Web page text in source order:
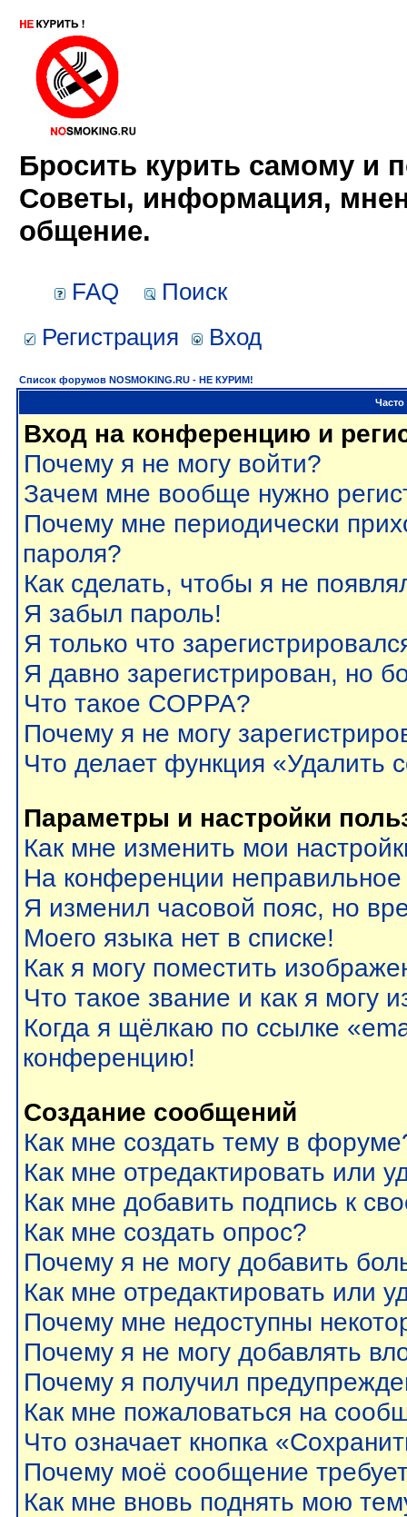
Бросить курить самому и
Советы, информация,
общение.
FAQ
Поиск
Регистрация
Вход
Список форумов NOSMOKING.RU - НЕ КУРИМ!
Вход на конференцию и
Почему я не могу войти?
Зачем мне вообще нужно
Почему мне периодически
пароля?
Как сделать, чтобы я не
Я забыл пароль!
Я только что
Я давно зарегистрирован, но
Что такое COPPA?
Почему я не могу
Что делает функция «Удалить
Параметры и настройки
Как мне изменить мои
На конференции
Я изменил часовой пояс, но
Моего языка нет в списке!
Как я могу поместить
Что такое звание и как я могу
Когда я щёлкаю по ссылке
конференцию!
Создание сообщений
Как мне создать тему в
Как мне отредактировать или
Как мне добавить подпись к
Как мне создать опрос?
Почему я не могу добавить
Как мне отредактировать или
Почему мне недоступны
Почему я не могу добавлять
Почему я получил
Как мне пожаловаться на
Что означает кнопка
Почему моё сообщение
Как мне вновь поднять мою